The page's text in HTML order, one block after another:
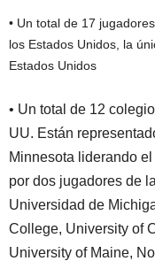
• Un total de 17
los Estados Unidos, la
Estados Unidos
• Un total de 12
UU. Están
Minnesota liderando
por dos jugadores de
Universidad de
College, University of
University of Maine,